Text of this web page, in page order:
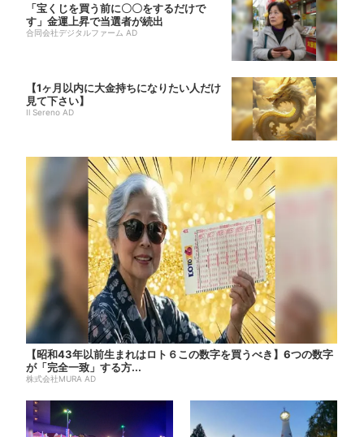
「宝くじを買う前に〇〇をするだけで
す」金運上昇で当選者が続出
合同会社デジタルファーム AD
【1ヶ月以内に大金持ちになりたい人だけ
見て下さい】
Il Sereno AD
【昭和43年以前生まれはロト６この数字を買うべき】6つの数字
が「完全一致」する方...
株式会社MURA AD